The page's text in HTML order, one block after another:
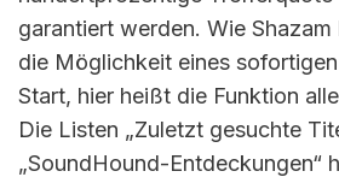
garantiert werden. Wie
die Möglichkeit eines
Start, hier heißt die Funktion
Die Listen „Zuletzt gesuchte
„SoundHound-Entdeckungen“